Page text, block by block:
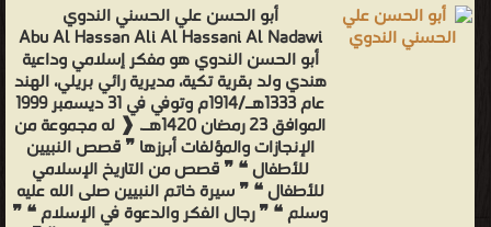
أبو الحسن علي الحسني الندوي
Abu Al Hassan Ali Al Hassani Al Nadawi
أبو الحسن الندوي هو مفكر إسلامي وداعية
هندي ولد بقرية تكية، مديرية رائي بريلي، الهند
عام 1333هـ/1914م وتوفي في 31 ديسمبر 1999
الموافق 23 رمضان 1420هـ. ❰ له مجموعة من
الإنجازات والمؤلفات أبرزها ❞ قصص النبيين
للأطفال ❝ ❞ قصص من التاريخ الإسلامي
للأطفال ❝ ❞ سيرة خاتم النبيين صلى الله عليه
وسلم ❝ ❞ رجال الفكر والدعوة في الإسلام ❝ ❞